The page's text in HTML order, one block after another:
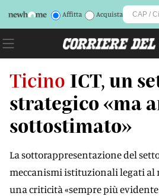
Affitta Acquista
Ticino ICT, un
strategico «ma
sottostimato»
La sottorappresentazione del
meccanismi istituzionali legati al
una criticità «sempre più